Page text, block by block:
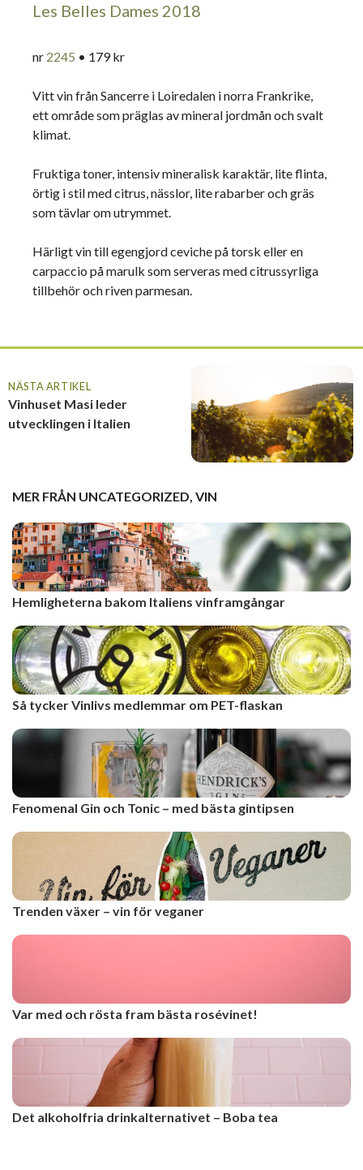
Les Belles Dames 2018
nr 2245 • 179 kr
Vitt vin från Sancerre i Loiredalen i norra Frankrike,
ett område som präglas av mineral jordmån och svalt
klimat.
Fruktiga toner, intensiv mineralisk karaktär, lite flinta,
örtig i stil med citrus, nässlor, lite rabarber och gräs
som tävlar om utrymmet.
Härligt vin till egengjord ceviche på torsk eller en
carpaccio på marulk som serveras med citrussyrliga
tillbehör och riven parmesan.
NÄSTA ARTIKEL
Vinhuset Masi leder
utvecklingen i Italien
MER FRÅN UNCATEGORIZED, VIN
Hemligheterna bakom Italiens vinframgångar
Så tycker Vinlivs medlemmar om PET-flaskan
Fenomenal Gin och Tonic – med bästa gintipsen
Trenden växer – vin för veganer
Var med och rösta fram bästa rosévinet!
Det alkoholfria drinkalternativet – Boba tea